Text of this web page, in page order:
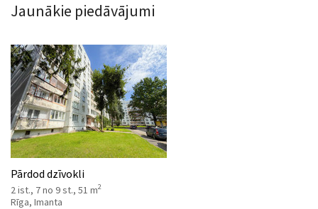
Jaunākie piedāvājumi
Pārdod dzīvokli
2 ist., 7 no 9 st., 51 m2
Rīga, Imanta